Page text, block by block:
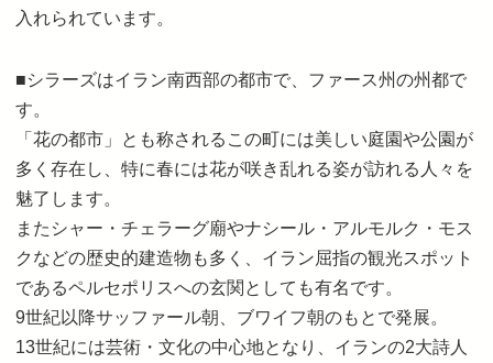
入れられています。
■シラーズはイラン南西部の都市で、ファース州の州都で
す。
「花の都市」とも称されるこの町には美しい庭園や公園が
多く存在し、特に春には花が咲き乱れる姿が訪れる人々を
魅了します。
またシャー・チェラーグ廟やナシール・アルモルク・モス
クなどの歴史的建造物も多く、イラン屈指の観光スポット
であるペルセポリスへの玄関としても有名です。
9世紀以降サッファール朝、ブワイフ朝のもとで発展。
13世紀には芸術・文化の中心地となり、イランの2大詩人